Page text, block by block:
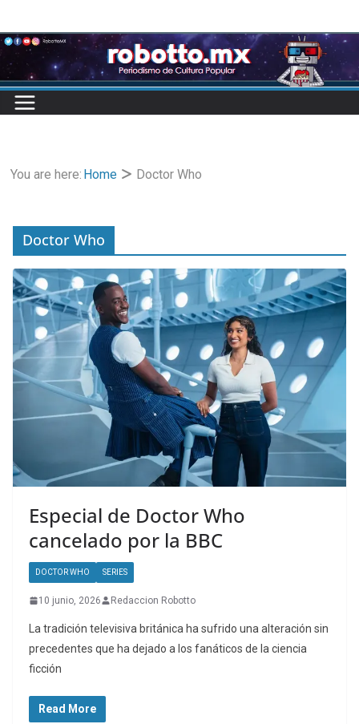
to
content
You are here: Home Doctor Who
Doctor Who
Especial de Doctor Who
cancelado por la BBC
DOCTOR WHO SERIES
10 junio, 2026 Redaccion Robotto
La tradición televisiva británica ha sufrido una alteración sin
precedentes que ha dejado a los fanáticos de la ciencia
ficción
Read More